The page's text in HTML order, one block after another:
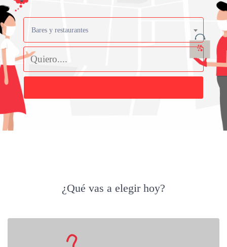
Bares y restaurantes
¿Qué vas a elegir hoy?